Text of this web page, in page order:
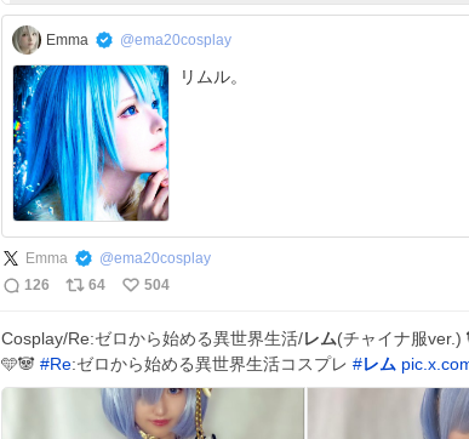
Emma @ema20cosplay
リムル。
Emma @ema20cosplay
126
64 504
Cosplay/Re:ゼロから始める異世界生活/レム(チャイナ服ver.)
🩵🐼 #Re:ゼロから始める異世界生活コスプレ #レム